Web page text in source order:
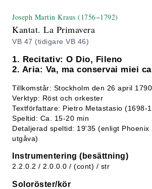
Joseph Martin Kraus (1756−1792)
Kantat. La Primavera
VB 47 (tidigare VB 46)
1. Recitativ: O Dio, Fileno
2. Aria: Va, ma conservai miei
Tillkomstår: Stockholm den 26 april
Verktyp: Röst och orkester
Textförfattare: Pietro Metastasio (1698-
Speltid: Ca. 15-20 min
Detaljerad speltid: 19'35 (enligt Phoenix
utgåva)
Instrumentering (besättning)
2.2.0.2 / 2.0.0.0 / (cont) / str
Soloröster/kör